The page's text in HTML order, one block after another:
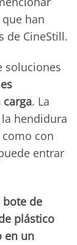
han
de CineStill.
soluciones
es
. La
hendidura
con
entrar
bote de
plástico
en un